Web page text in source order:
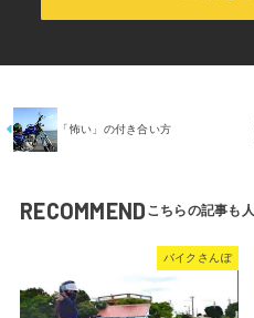
「怖い」の付き合い方
RECOMMEND
バイクさんぽ